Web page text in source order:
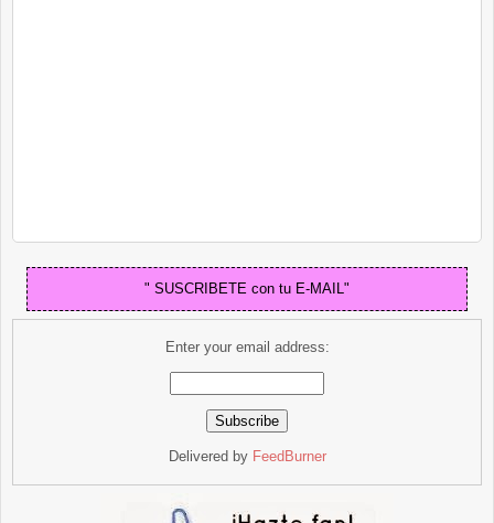
" SUSCRIBETE con tu E-MAIL"
Enter your email address:
Delivered by FeedBurner